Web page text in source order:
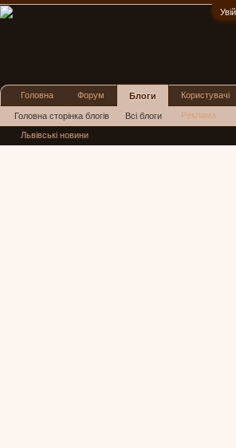
Головна Форум Блоги
Головна сторінка блогів Всі блоги
Користувачі
Реклама
Львівські новини